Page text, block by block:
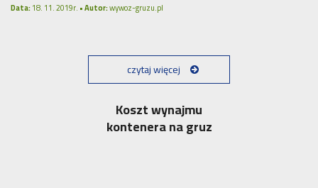
Data:18. 11. 2019r. •Autor:wywoz-gruzu.pl
czytaj więcej
Koszt wynajmu
kontenera na gruz